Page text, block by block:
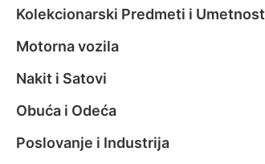
Kolekcionarski Predmeti i Umetnost
Motorna vozila
Nakit i Satovi
Obuća i Odeća
Poslovanje i Industrija